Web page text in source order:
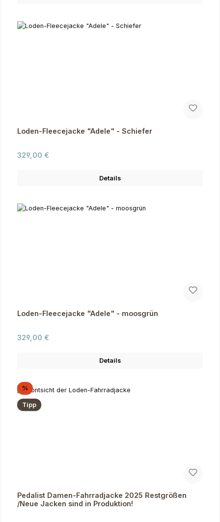
Loden-Fleecejacke "Adele" - Schiefer
Regulärer Preis:
329,00 €
Details
Loden-Fleecejacke "Adele" - moosgrün
Regulärer Preis:
329,00 €
Details
%Rabatt
Tipp
Pedalist Damen-Fahrradjacke 2025 Restgrößen
/Neue Jacken sind in Produktion!